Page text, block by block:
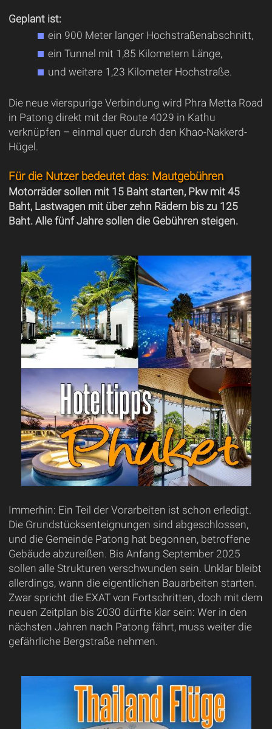
Geplant ist:
ein 900 Meter langer Hochstraßenabschnitt,
ein Tunnel mit 1,85 Kilometern Länge,
und weitere 1,23 Kilometer Hochstraße.
Die neue vierspurige Verbindung wird Phra Metta Road
in Patong direkt mit der Route 4029 in Kathu
verknüpfen – einmal quer durch den Khao-Nakkerd-
Hügel.
Für die Nutzer bedeutet das: Mautgebühren
Motorräder sollen mit 15 Baht starten, Pkw mit 45
Baht, Lastwagen mit über zehn Rädern bis zu 125
Baht. Alle fünf Jahre sollen die Gebühren steigen.
Immerhin: Ein Teil der Vorarbeiten ist schon erledigt.
Die Grundstücksenteignungen sind abgeschlossen,
und die Gemeinde Patong hat begonnen, betroffene
Gebäude abzureißen. Bis Anfang September 2025
sollen alle Strukturen verschwunden sein. Unklar bleibt
allerdings, wann die eigentlichen Bauarbeiten starten.
Zwar spricht die EXAT von Fortschritten, doch mit dem
neuen Zeitplan bis 2030 dürfte klar sein: Wer in den
nächsten Jahren nach Patong fährt, muss weiter die
gefährliche Bergstraße nehmen.